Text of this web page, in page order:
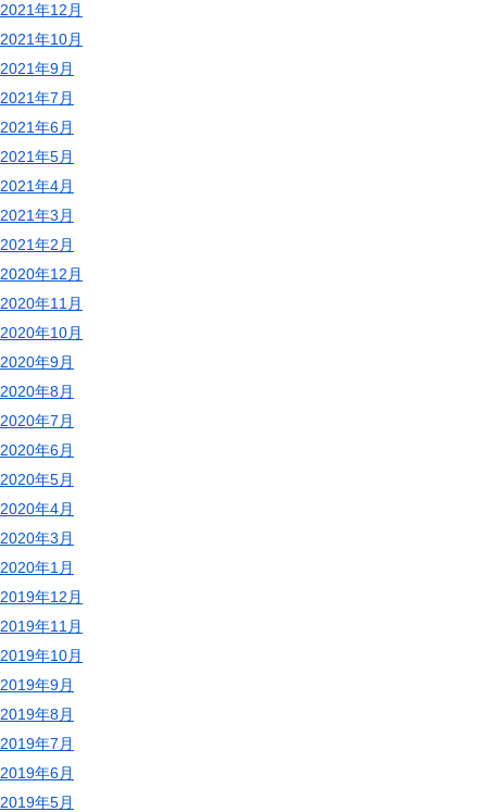
2021年12月
2021年10月
2021年9月
2021年7月
2021年6月
2021年5月
2021年4月
2021年3月
2021年2月
2020年12月
2020年11月
2020年10月
2020年9月
2020年8月
2020年7月
2020年6月
2020年5月
2020年4月
2020年3月
2020年1月
2019年12月
2019年11月
2019年10月
2019年9月
2019年8月
2019年7月
2019年6月
2019年5月